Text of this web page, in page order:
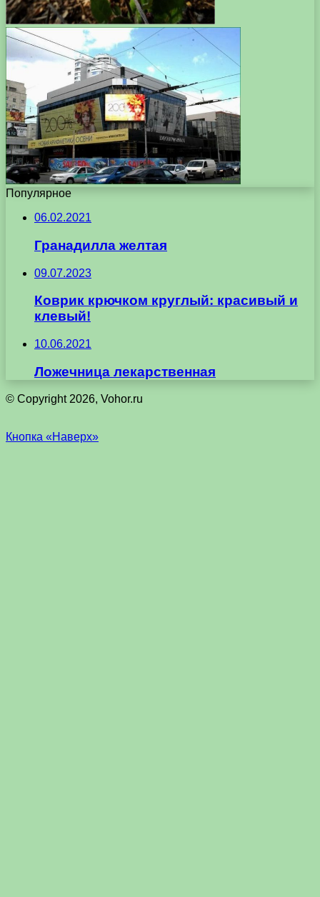
Популярное
06.02.2021
Гранадилла желтая
09.07.2023
Коврик крючком круглый: красивый и
клевый!
10.06.2021
Ложечница лекарственная
© Copyright 2026, Vohor.ru
Кнопка «Наверх»